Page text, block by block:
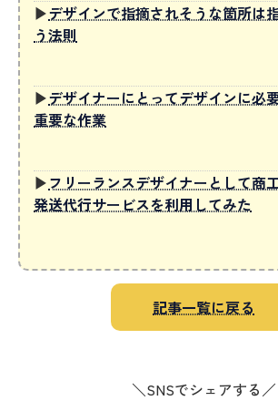
▶デザインで指摘されそうな箇所は
う法則
▶デザイナーにとってデザインに必
重要な作業
▶フリーランスデザイナーとして商
発送代行サービスを利用してみた
記事一覧に戻る
＼SNSでシェアする／